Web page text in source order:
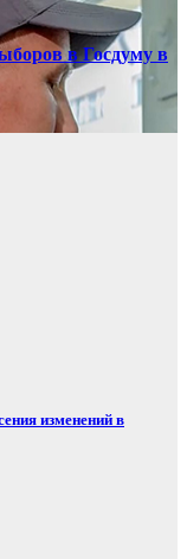
в Госдуму в
изменений в